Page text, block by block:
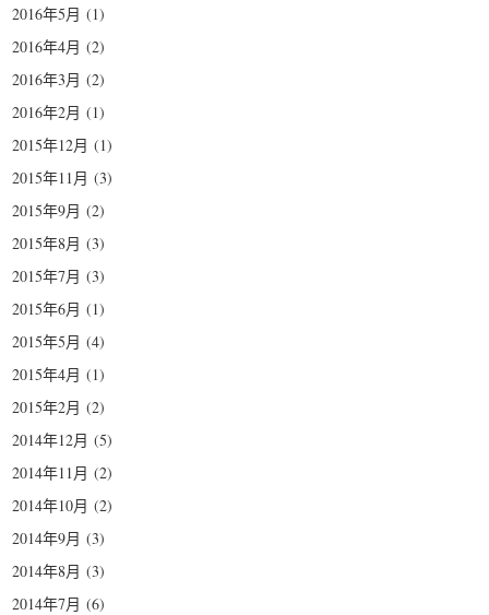
2016年5月 (1)
2016年4月 (2)
2016年3月 (2)
2016年2月 (1)
2015年12月 (1)
2015年11月 (3)
2015年9月 (2)
2015年8月 (3)
2015年7月 (3)
2015年6月 (1)
2015年5月 (4)
2015年4月 (1)
2015年2月 (2)
2014年12月 (5)
2014年11月 (2)
2014年10月 (2)
2014年9月 (3)
2014年8月 (3)
2014年7月 (6)